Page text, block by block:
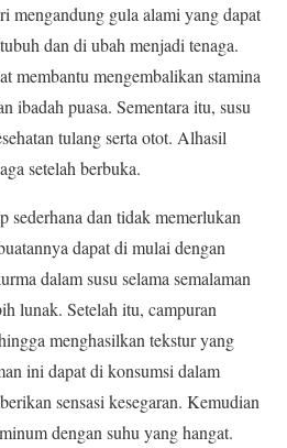
mengandung gula alami yang dapat
dan di ubah menjadi tenaga.
membantu mengembalikan stamina
ibadah puasa. Sementara itu, susu
tulang serta otot. Alhasil
setelah berbuka.
sederhana dan tidak memerlukan
dapat di mulai dengan
dalam susu selama semalaman
lunak. Setelah itu, campuran
menghasilkan tekstur yang
ini dapat di konsumsi dalam
sensasi kesegaran. Kemudian
dengan suhu yang hangat.